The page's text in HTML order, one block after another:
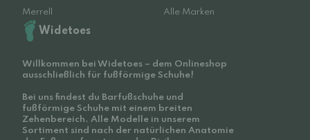
Merrell
Alle Marken
Widetoes
Willkommen bei Widetoes – dem Onlineshop
ausschließlich für fußförmige Schuhe!
Bei uns findest du Barfußschuhe und
fußförmige Schuhe mit einem breiten
Zehenbereich. Alle Modelle in unserem
Sortiment sind nach der natürlichen Anatomie